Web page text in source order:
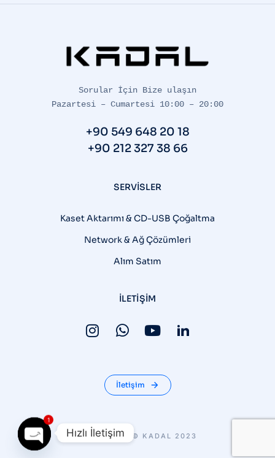
Sorular İçin Bize ulaşın
Pazartesi – Cumartesi 10:00 – 20:00
+90 549 648 20 18
+90 212 327 38 66
SERVISLER
Kaset Aktarımı & CD-USB Çoğaltma
Network & Ağ Çözümleri
Alım Satım
İLETIŞIM
İletişim
COPYRIGHT © KADAL 2023
Hızlı İletişim
Open